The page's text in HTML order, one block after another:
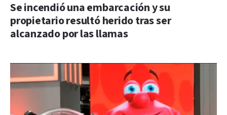
Se incendió una embarcación y su
propietario resultó herido tras ser
alcanzado por las llamas